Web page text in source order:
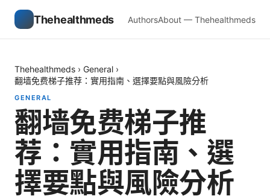
Thehealthmeds AuthorsAbout — Thehealthmeds
Thehealthmeds › General ›
翻墙免费梯子推荐：實用指南、選擇要點與風險分析
GENERAL
翻墙免费梯子推
荐：實用指南、選
擇要點與風險分析